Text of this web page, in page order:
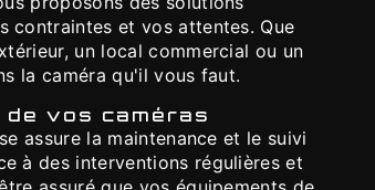
contraintes et vos attentes. Que
un local commercial ou un
la caméra qu'il vous faut.
vos caméras
assure la maintenance et le suivi
à des interventions régulières et